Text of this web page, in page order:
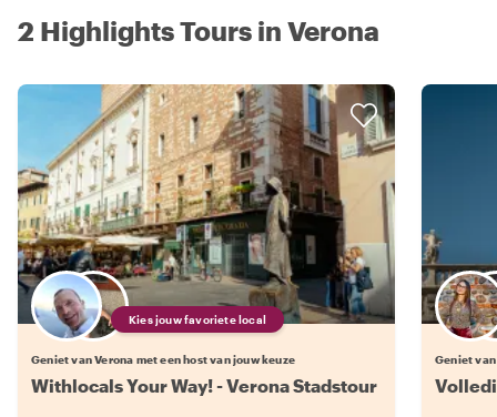
2 Highlights Tours in Verona
Kies jouw favoriete local
Geniet van Verona met een host van jouw keuze
Withlocals Your Way! - Verona Stadstour
Geniet